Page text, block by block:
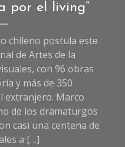
Cultura
por el living”
chileno postula este
de Artes de la
con 96 obras
y más de 350
extranjero. Marco
de los dramaturgos
casi una centena de
a […]